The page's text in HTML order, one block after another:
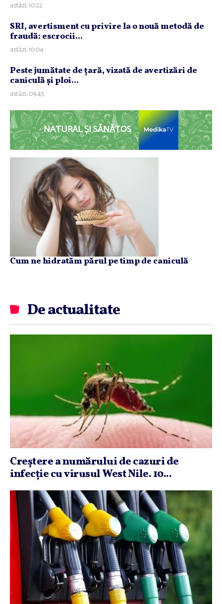
astăzi, 10:22
SRI, avertisment cu privire la o nouă metodă de
fraudă: escrocii...
astăzi, 10:04
Peste jumătate de ţară, vizată de avertizări de
caniculă şi ploi...
astăzi, 09:45
NATURAL ȘI SĂNĂTOS
Cum ne hidratăm părul pe timp de caniculă
De actualitate
Creştere a numărului de cazuri de
infecţie cu virusul West Nile. 10...